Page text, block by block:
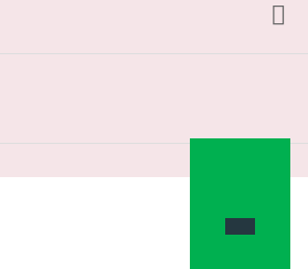
